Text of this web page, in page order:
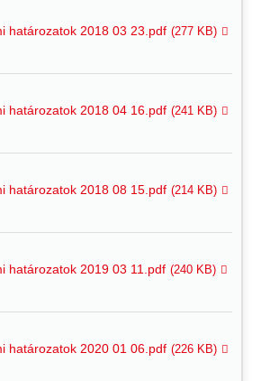
határozatok 2018 03 23.pdf (277 KB)
határozatok 2018 04 16.pdf (241 KB)
határozatok 2018 08 15.pdf (214 KB)
határozatok 2019 03 11.pdf (240 KB)
határozatok 2020 01 06.pdf (226 KB)